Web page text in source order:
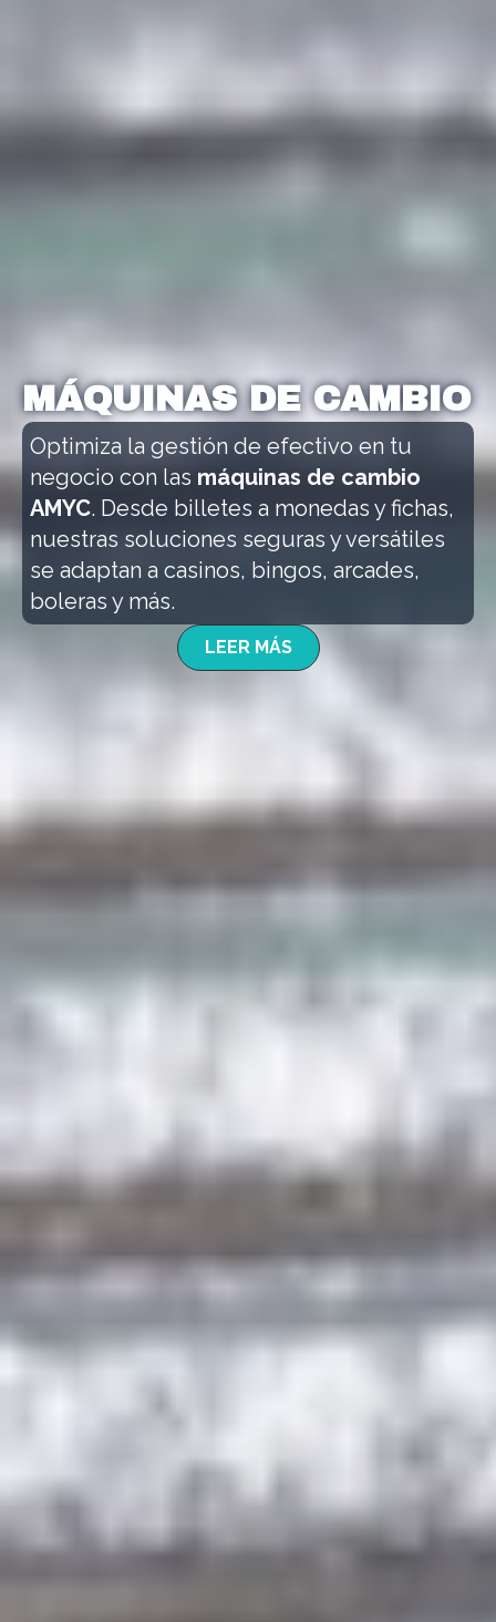
MÁQUINAS DE CAMBIO
Optimiza la gestión de efectivo en tu
negocio con las máquinas de cambio
AMYC. Desde billetes a monedas y fichas,
nuestras soluciones seguras y versátiles
se adaptan a casinos, bingos, arcades,
boleras y más.
LEER MÁS